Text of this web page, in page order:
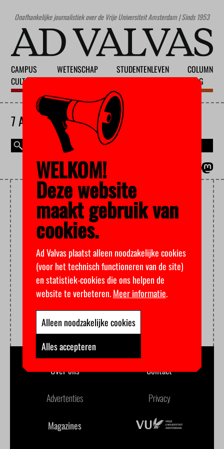
Onafhankelijke journalistiek over de Vrije Universiteit Amsterdam | Sinds 1953
CAMPUS
CULTUUR
WETENSCHAP
STUDENTENLEVEN
COLUMN
BLOG
7 AUGUSTUS 2026
COLLEGEVOORZITTER
Over ons Contact
Advertenties Privacy
Magazines
WELKOM!
Deze website
maakt gebruik van
cookies.
Ad Valvas plaatst alleen noodzakelijke cookies
(voor het technisch functioneren van de site)
en statistiek-cookies die ons helpen de
website te verbeteren.Meer informatie.
Alleen noodzakelijke cookies
Alles accepteren